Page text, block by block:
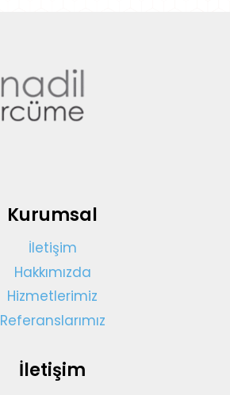
Kurumsal
İletişim
Hakkımızda
Hizmetlerimiz
Referanslarımız
İletişim